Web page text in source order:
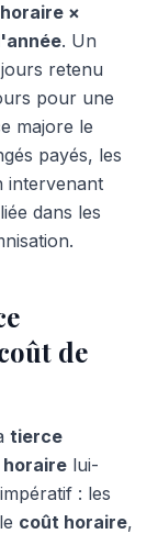
×
. Un
retenu
pour une
majore le
payés, les
intervenant
dans les
de
tierce
lui-
: les
coût horaire,